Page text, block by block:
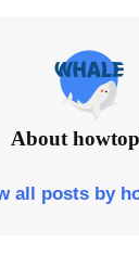
About
all posts by